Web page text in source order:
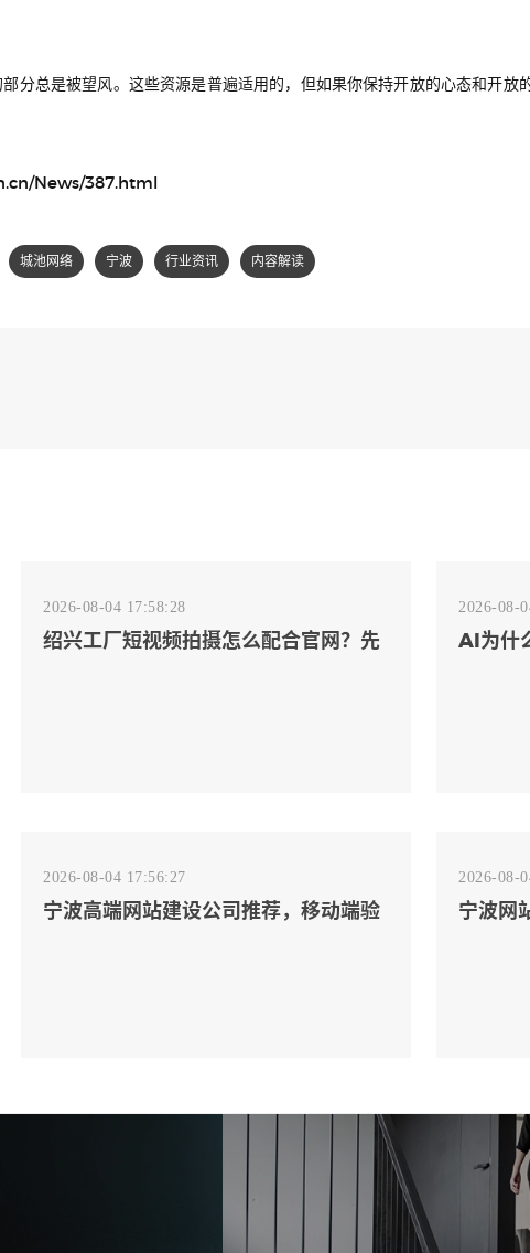
分总是被望风。这些资源是普遍适用的，但如果你保持开放的心态和开放
News/387.html
城池网络 宁波 行业资讯 内容解读
2026-08-04 17:58:28
绍兴工厂短视频拍摄怎么配合官网？先
2026-08-
AI为什
2026-08-04 17:56:27
宁波高端网站建设公司推荐，移动端验
2026-08-
宁波网